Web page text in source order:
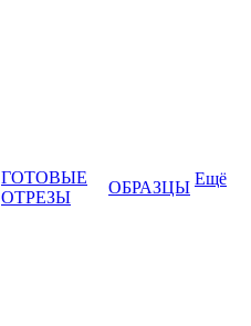
ГОТОВЫЕ
ОТРЕЗЫ
ОБРАЗЦЫ Ещё